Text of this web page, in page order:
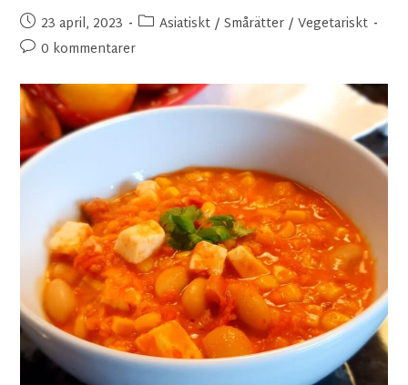
23 april, 2023 Asiatiskt / Smårätter / Vegetariskt
0 kommentarer